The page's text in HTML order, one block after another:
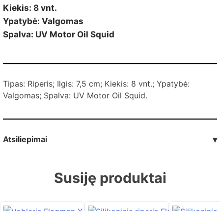
Kiekis: 8 vnt.
Ypatybė: Valgomas
Spalva: UV Motor Oil Squid
Tipas: Riperis; Ilgis: 7,5 cm; Kiekis: 8 vnt.; Ypatybė:
Valgomas; Spalva: UV Motor Oil Squid.
Atsiliepimai ▾
Susiję produktai